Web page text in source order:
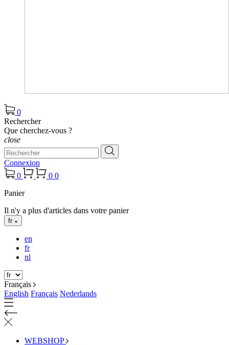
0
Rechercher
Que cherchez-vous ?
close
Connexion
0
0 0
Panier
Il n'y a plus d'articles dans votre panier
fr
en
fr
nl
Français
English Français Nederlands
WEBSHOP